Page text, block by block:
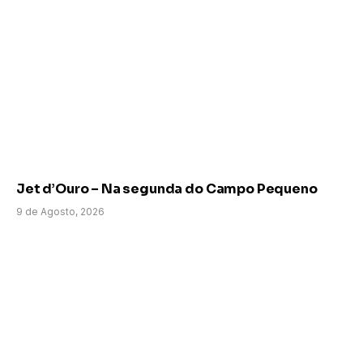
Jet d’Ouro – Na segunda do Campo Pequeno
9 de Agosto, 2026